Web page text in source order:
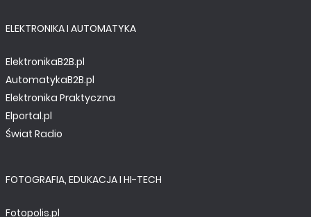
ELEKTRONIKA I AUTOMATYKA
ElektronikaB2B.pl
AutomatykaB2B.pl
Elektronika Praktyczna
Elportal.pl
Świat Radio
FOTOGRAFIA, EDUKACJA I HI-TECH
Fotopolis.pl